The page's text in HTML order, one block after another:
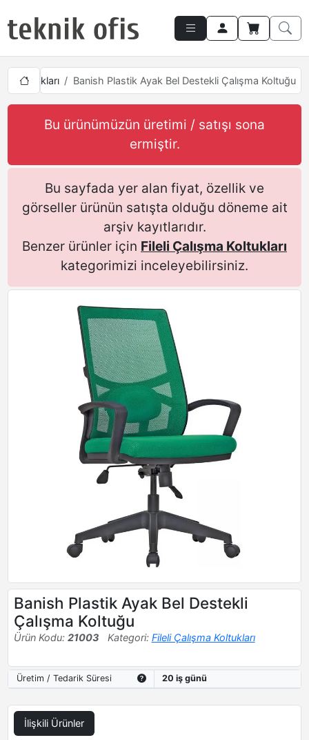
Koltukları Banish Plastik Ayak Bel Destekli Çalışma Koltuğu
Bu ürünümüzün üretimi / satışı sona
ermiştir.
Bu sayfada yer alan fiyat, özellik ve
görseller ürünün satışta olduğu döneme ait
arşiv kayıtlarıdır.
Benzer ürünler için Fileli Çalışma Koltukları
kategorimizi inceleyebilirsiniz.
Banish Plastik Ayak Bel Destekli
Çalışma Koltuğu
Ürün Kodu: 21003 Kategori: Fileli Çalışma Koltukları
Üretim / Tedarik Süresi 20 iş günü
İlişkili Ürünler